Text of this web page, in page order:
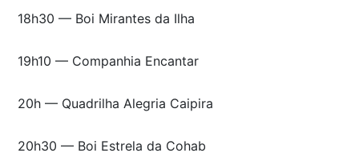
18h30 — Boi Mirantes da Ilha
19h10 — Companhia Encantar
20h — Quadrilha Alegria Caipira
20h30 — Boi Estrela da Cohab